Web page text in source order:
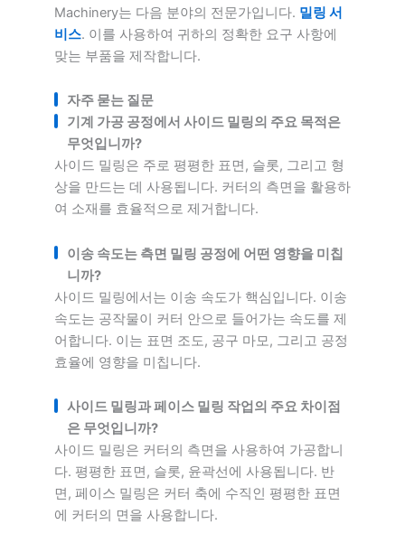
Machinery는 다음 분야의 전문가입니다. 밀링 서
비스. 이를 사용하여 귀하의 정확한 요구 사항에
맞는 부품을 제작합니다.
자주 묻는 질문
기계 가공 공정에서 사이드 밀링의 주요 목적은
무엇입니까?
사이드 밀링은 주로 평평한 표면, 슬롯, 그리고 형
상을 만드는 데 사용됩니다. 커터의 측면을 활용하
여 소재를 효율적으로 제거합니다.
이송 속도는 측면 밀링 공정에 어떤 영향을 미칩
니까?
사이드 밀링에서는 이송 속도가 핵심입니다. 이송
속도는 공작물이 커터 안으로 들어가는 속도를 제
어합니다. 이는 표면 조도, 공구 마모, 그리고 공정
효율에 영향을 미칩니다.
사이드 밀링과 페이스 밀링 작업의 주요 차이점
은 무엇입니까?
사이드 밀링은 커터의 측면을 사용하여 가공합니
다. 평평한 표면, 슬롯, 윤곽선에 사용됩니다. 반
면, 페이스 밀링은 커터 축에 수직인 평평한 표면
에 커터의 면을 사용합니다.